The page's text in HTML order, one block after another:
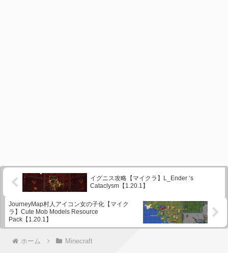
イグニス攻略【マイクラ】L_Ender ‘s
Cataclysm【1.20.1】
JourneyMap村人アイコン女の子化【マイク
ラ】Cute Mob Models Resource
Pack【1.20.1】
ホーム Minecraft